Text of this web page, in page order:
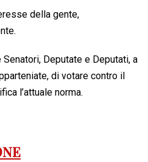
della gente,
Deputate e Deputati, a
di votare contro il
l’attuale norma.